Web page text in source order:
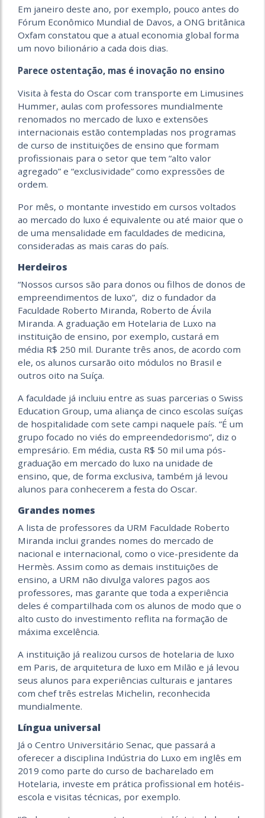
Em janeiro deste ano, por exemplo, pouco antes do
Fórum Econômico Mundial de Davos, a ONG britânica
Oxfam constatou que a atual economia global forma
um novo bilionário a cada dois dias.
Parece ostentação, mas é inovação no ensino
Visita à festa do Oscar com transporte em Limusines
Hummer, aulas com professores mundialmente
renomados no mercado de luxo e extensões
internacionais estão contempladas nos programas
de curso de instituições de ensino que formam
profissionais para o setor que tem “alto valor
agregado” e “exclusividade” como expressões de
ordem.
Por mês, o montante investido em cursos voltados
ao mercado do luxo é equivalente ou até maior que o
de uma mensalidade em faculdades de medicina,
consideradas as mais caras do país.
Herdeiros
“Nossos cursos são para donos ou filhos de donos de
empreendimentos de luxo”, diz o fundador da
Faculdade Roberto Miranda, Roberto de Ávila
Miranda. A graduação em Hotelaria de Luxo na
instituição de ensino, por exemplo, custará em
média R$ 250 mil. Durante três anos, de acordo com
ele, os alunos cursarão oito módulos no Brasil e
outros oito na Suíça.
A faculdade já incluiu entre as suas parcerias o Swiss
Education Group, uma aliança de cinco escolas suíças
de hospitalidade com sete campi naquele país. “É um
grupo focado no viés do empreendedorismo”, diz o
empresário. Em média, custa R$ 50 mil uma pós-
graduação em mercado do luxo na unidade de
ensino, que, de forma exclusiva, também já levou
alunos para conhecerem a festa do Oscar.
Grandes nomes
A lista de professores da URM Faculdade Roberto
Miranda inclui grandes nomes do mercado de
nacional e internacional, como o vice-presidente da
Hermès. Assim como as demais instituições de
ensino, a URM não divulga valores pagos aos
professores, mas garante que toda a experiência
deles é compartilhada com os alunos de modo que o
alto custo do investimento reflita na formação de
máxima excelência.
A instituição já realizou cursos de hotelaria de luxo
em Paris, de arquitetura de luxo em Milão e já levou
seus alunos para experiências culturais e jantares
com chef três estrelas Michelin, reconhecida
mundialmente.
Língua universal
Já o Centro Universitário Senac, que passará a
oferecer a disciplina Indústria do Luxo em inglês em
2019 como parte do curso de bacharelado em
Hotelaria, investe em prática profissional em hotéis-
escola e visitas técnicas, por exemplo.